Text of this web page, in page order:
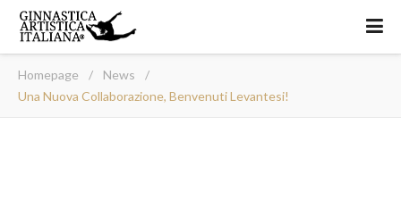
Homepage / News
/
Una Nuova Collaborazione, Benvenuti Levantesi!